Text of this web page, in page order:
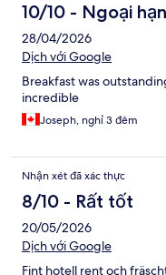
10/10 - Ngoại
28/04/2026
Dịch với Google
Breakfast was
incredible
Joseph, nghỉ 3 đêm
Nhận xét đã xác thực
8/10 - Rất tốt
20/05/2026
Dịch với Google
Fint hotell rent och